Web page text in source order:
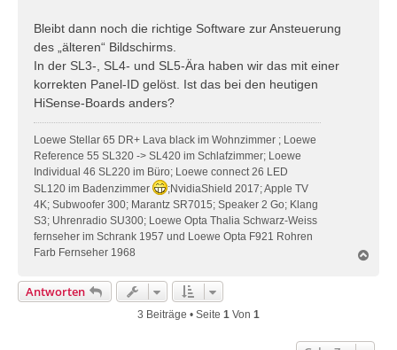
Bleibt dann noch die richtige Software zur Ansteuerung
des „älteren“ Bildschirms.
In der SL3-, SL4- und SL5-Ära haben wir das mit einer
korrekten Panel-ID gelöst. Ist das bei den heutigen
HiSense-Boards anders?
Loewe Stellar 65 DR+ Lava black im Wohnzimmer ; Loewe
Reference 55 SL320 -> SL420 im Schlafzimmer; Loewe
Individual 46 SL220 im Büro; Loewe connect 26 LED
SL120 im Badenzimmer
;NvidiaShield 2017; Apple TV
4K; Subwoofer 300; Marantz SR7015; Speaker 2 Go; Klang
S3; Uhrenradio SU300; Loewe Opta Thalia Schwarz-Weiss
fernseher im Schrank 1957 und Loewe Opta F921 Rohren
Farb Fernseher 1968
e
Antworten
3 Beiträge • Seite 1 Von 1